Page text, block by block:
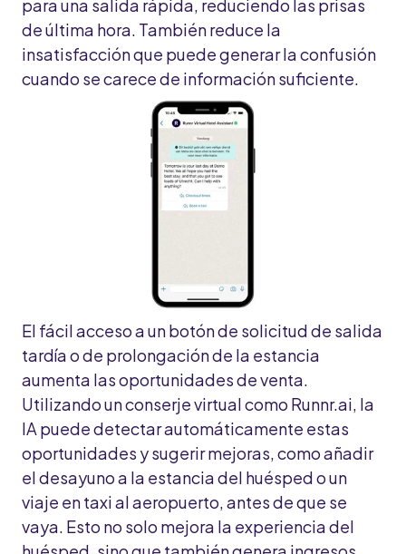
para una salida rápida, reduciendo las prisas
de última hora. También reduce la
insatisfacción que puede generar la confusión
cuando se carece de información suficiente.
El fácil acceso a un botón de solicitud de salida
tardía o de prolongación de la estancia
aumenta las oportunidades de venta.
Utilizando un conserje virtual como Runnr.ai, la
IA puede detectar automáticamente estas
oportunidades y sugerir mejoras, como añadir
el desayuno a la estancia del huésped o un
viaje en taxi al aeropuerto, antes de que se
vaya. Esto no solo mejora la experiencia del